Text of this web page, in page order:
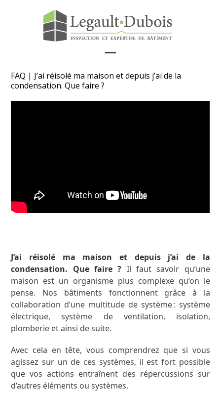
mobile
mobile
FAQ | J’ai réisolé ma maison et depuis j’ai de la
condensation. Que faire ?
J’ai réisolé ma maison et depuis j’ai de la
condensation. Que faire ? Il faut savoir qu’une
maison est un organisme plus complexe qu’on le
pense. Nos bâtiments fonctionnent grâce à la
collaboration d’une multitude de système : système
électrique, système de ventilation, isolation,
plomberie et ainsi de suite.
Avec cela en tête, vous comprendrez que si vous
agissez sur un de ces systèmes, il est fort possible
que vos actions entraînent des répercussions sur
d’autres éléments ou systèmes.